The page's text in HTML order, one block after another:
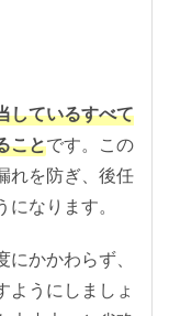
しているすべて
ことです。この
れを防ぎ、後任
なります。
かかわらず、
ようにしましょ